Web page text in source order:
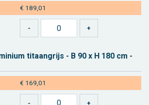
€ 189,01
ti­taan­grijs - B 90 x H 180 cm -
€ 169,01